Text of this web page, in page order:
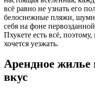
всё равно не узнать его
белоснежные пляжи,
себя на фоне
Пхукете есть всё,
хочется уезжать.
Арендное жилье
вкус